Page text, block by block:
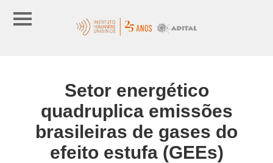
Setor energético
quadruplica emissões
brasileiras de gases do
efeito estufa (GEEs)